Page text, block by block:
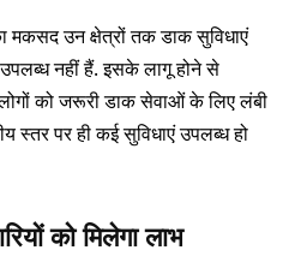
मकसद उन क्षेत्रों तक डाक सुविधाएं
नहीं हैं. इसके लागू होने से
लोगों को जरूरी डाक सेवाओं के लिए लंबी
स्तर पर ही कई सुविधाएं उपलब्ध हो
को मिलेगा लाभ